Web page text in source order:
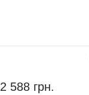
2 588 грн.